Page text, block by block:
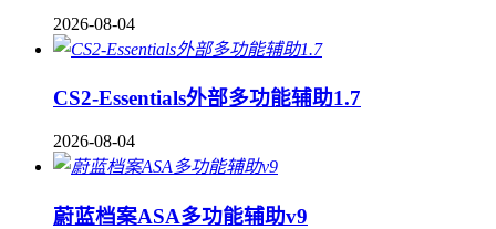
2026-08-04
CS2-Essentials外部多功能辅助1.7
2026-08-04
蔚蓝档案ASA多功能辅助v9